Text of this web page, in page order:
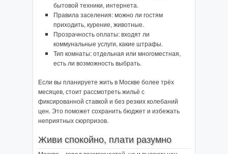
бытовой техники, интернета.
Правила заселения: можно ли гостям
приходить, курение, животные.
Прозрачность оплаты: входят ли
коммунальные услуги, какие штрафы.
Тип комнаты: отдельная или многоместная,
есть ли возможность выбрать.
Если вы планируете жить в Москве более трёх
месяцев, стоит рассмотреть жильё с
фиксированной ставкой и без резких колебаний
цен. Это поможет сохранить бюджет и избежать
неприятных сюрпризов.
Живи спокойно, плати разумно